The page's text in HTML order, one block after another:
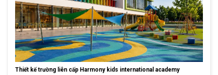
Thiết kế trường liên cấp Harmony kids international academy